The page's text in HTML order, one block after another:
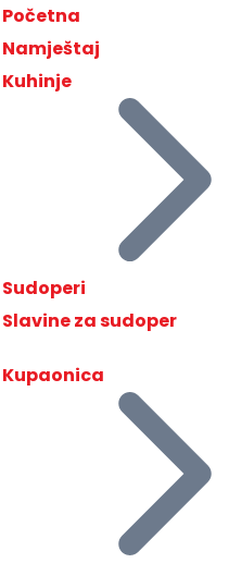
Početna
Namještaj
Kuhinje
Sudoperi
Slavine za sudoper
Kupaonica